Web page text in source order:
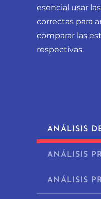
esencial usar
correctas para
comparar las
respectivas.
ANÁLISIS
ANÁLISIS
ANÁLISIS